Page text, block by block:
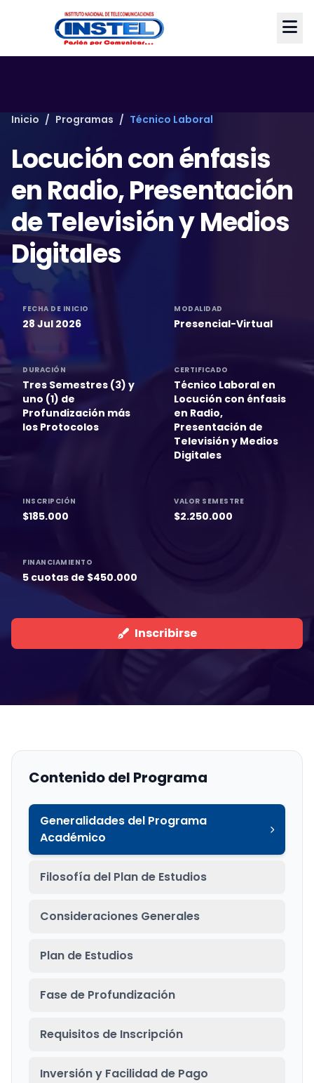
Inicio / Programas / Técnico Laboral
Locución con énfasis
en Radio, Presentación
de Televisión y Medios
Digitales
FECHA DE INICIO
28 Jul 2026
MODALIDAD
Presencial-Virtual
DURACIÓN
Tres Semestres (3) y
uno (1) de
Profundización más
los Protocolos
CERTIFICADO
Técnico Laboral en
Locución con énfasis
en Radio,
Presentación de
Televisión y Medios
Digitales
INSCRIPCIÓN
$185.000
VALOR SEMESTRE
$2.250.000
FINANCIAMIENTO
5 cuotas de $450.000
Inscribirse
Contenido del Programa
Generalidades del Programa
Académico
Filosofía del Plan de Estudios
Consideraciones Generales
Plan de Estudios
Fase de Profundización
Requisitos de Inscripción
Inversión y Facilidad de Pago